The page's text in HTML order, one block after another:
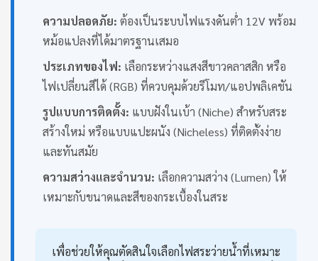
ความปลอดภัย: ต้องเป็นระบบไฟแรงดันต่ำ 12V พร้อม
หม้อแปลงที่ได้มาตรฐานเสมอ
ประเภทของไฟ: เลือกระหว่างแสงสีขาวคลาสสิก หรือ
ไฟเปลี่ยนสีได้ (RGB) ที่ควบคุมด้วยรีโมท/แอปพลิเคชัน
รูปแบบการติดตั้ง: แบบฝังในเบ้า (Niche) สำหรับสระ
สร้างใหม่ หรือแบบแปะผนัง (Nicheless) ที่ติดตั้งง่าย
และทันสมัย
ความสว่างและจำนวน: เลือกความสว่าง (Lumen) ให้
เหมาะกับขนาดและสีของกระเบื้องในสระ
เพื่อช่วยให้คุณตัดสินใจเลือกไฟสระว่ายน้ำที่เหมาะ